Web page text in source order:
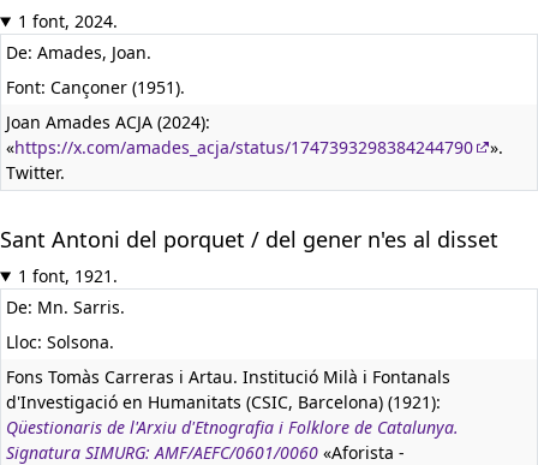
1 font, 2024.
De: Amades, Joan.
Font: Cançoner (1951).
Joan Amades ACJA (2024):
«https://x.com/amades_acja/status/1747393298384244790
».
Twitter.
Sant Antoni del porquet / del gener n'es al disset
1 font, 1921.
De: Mn. Sarris.
Lloc: Solsona.
Fons Tomàs Carreras i Artau. Institució Milà i Fontanals
d'Investigació en Humanitats (CSIC, Barcelona) (1921):
Qüestionaris de l'Arxiu d'Etnografia i Folklore de Catalunya.
Signatura SIMURG: AMF/AEFC/0601/0060 «Aforista -